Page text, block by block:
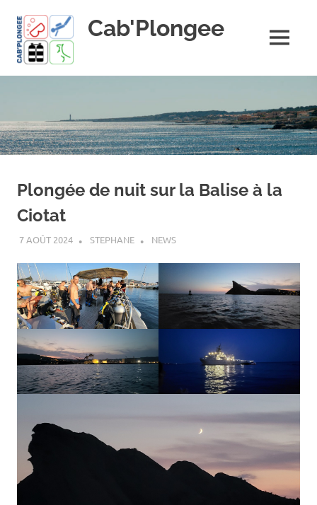
content
Cab'Plongee
!
MENU
Plongée de nuit sur la Balise à la
Ciotat
7 AOÛT 2024 STEPHANE NEWS